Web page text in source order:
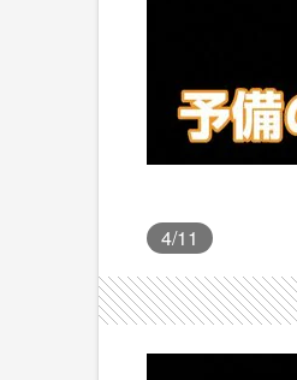
4/11